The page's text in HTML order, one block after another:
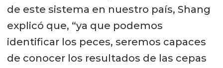
de este sistema en nuestro país, Shang
explicó que, “ya que podemos
identificar los peces, seremos capaces
de conocer los resultados de las cepas